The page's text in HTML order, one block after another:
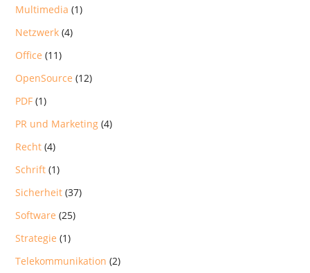
Multimedia (1)
Netzwerk (4)
Office (11)
OpenSource (12)
PDF (1)
PR und Marketing (4)
Recht (4)
Schrift (1)
Sicherheit (37)
Software (25)
Strategie (1)
Telekommunikation (2)